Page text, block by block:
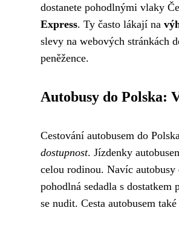
dostanete pohodlnými vlaky
Express. Ty často lákají na
slevy na webových stránkách
peněžence.
Autobusy do Polska:
Cestování autobusem do
dostupnost. Jízdenky
celou rodinou. Navíc
pohodlná sedadla s
se nudit. Cesta autobusem